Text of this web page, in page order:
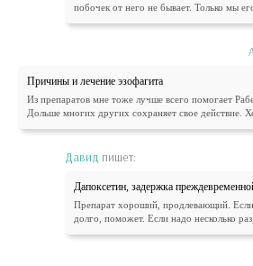
побочек от него не бывает. Только мы
Причины и лечение эзофагита
Из препаратов мне тоже лучше всего помогает
Дольше многих других сохраняет свое действие.
Давид пишет:
Дапоксетин, задержка
Препарат хороший, продлевающий.
долго, поможет. Если надо несколько